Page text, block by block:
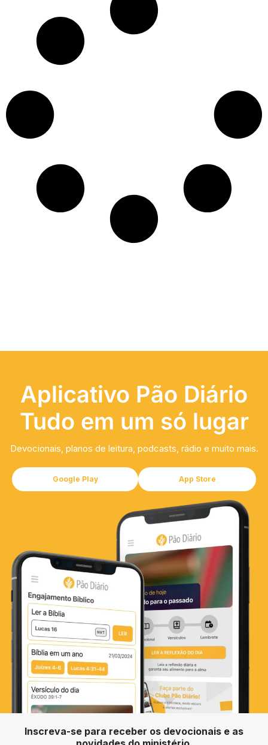
Aplicativo Pão Diário
Tudo em um só lugar
Devocionais, planos de leitura, podcasts, rádio e muito mais.
Google Play App Store
Inscreva-se para receber os devocionais e as